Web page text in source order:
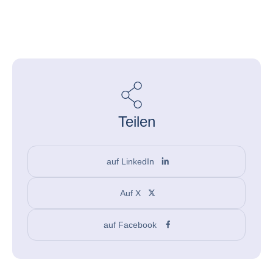
Teilen
auf LinkedIn
Auf X
auf Facebook